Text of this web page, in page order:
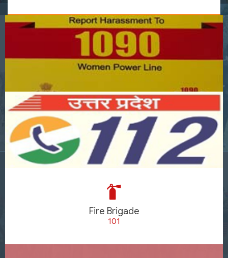
Fire Brigade
101